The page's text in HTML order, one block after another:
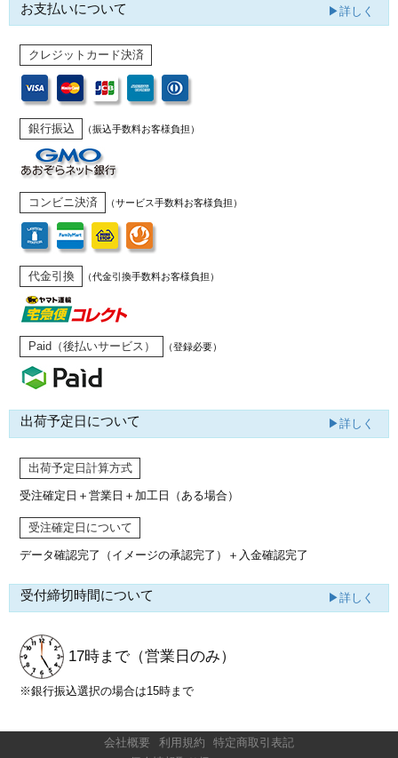
お支払いについて ▶詳しく
クレジットカード決済
銀行振込 （振込手数料お客様負担）
コンビニ決済 （サービス手数料お客様負担）
代金引換 （代金引換手数料お客様負担）
Paid（後払いサービス） （登録必要）
出荷予定日について ▶詳しく
出荷予定日計算方式
受注確定日＋営業日＋加工日（ある場合）
受注確定日について
データ確認完了（イメージの承認完了） ＋入金確認完了
受付締切時間について ▶詳しく
17時まで （営業日のみ）
※銀行振込選択の場合は15時まで
会社概要 利用規約
特定商取引表記